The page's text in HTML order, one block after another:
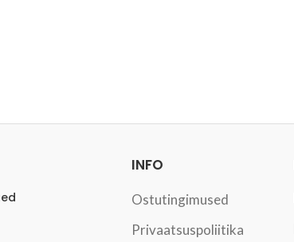
INFO
Ostutingimused
Privaatsuspoliitika